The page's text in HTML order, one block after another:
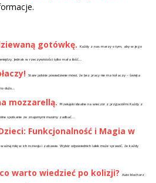
gotówkę.
Każdy z nas marzy o tym, aby w jego
Jednak w rzeczywistości tylko mała ilość...
Stare polskie powiedzenie mówi, że bez pracy nie ma kołaczy – święta
dużo...
mozzarellą. Przekąski idealne na wieczór z przyjaciółmi Każdy z
spotkanie ze znajomymi musimy zadbać...
Funkcjonalność i Magia w
rolę w ich rozwoju i zabawie. Wybór odpowiednich lalek może sprawić, że każdy
warto wiedzieć po kolizji? Auto blacharz